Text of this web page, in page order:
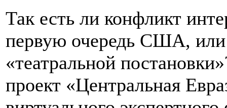
Так есть ли конфликт
первую очередь США, или
«театральной
проект «Центральная